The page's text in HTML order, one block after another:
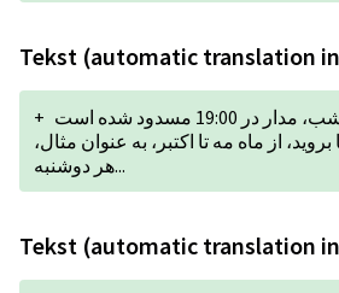
+ بر اساس مونیخ تیغه شب، مدار در 19:00 مسدود شده است
از ماه مه تا اکتبر، به عنوان مثال،
هر دوشنبه...
Tekst (automatic translation